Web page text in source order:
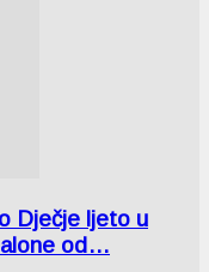
Dječje ljeto u
od…